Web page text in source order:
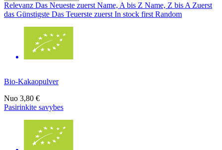
Relevanz Das Neueste zuerst Name, A bis Z Name, Z bis A Zuerst
das Günstigste Das Teuerste zuerst In stock first Random
Bio-Kakaopulver
Nuo 3,80 €
Pasirinkite savybes